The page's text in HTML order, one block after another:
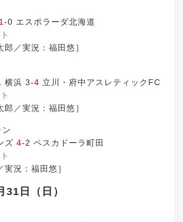
1 -0 エスポラーダ北海道
郎／実況：福田悠］
横浜 3-4 立川・府中アスレティックFC
郎／実況：福田悠］
ズ 4-2 ペスカドーラ町田
実況：福田悠］
日（日）